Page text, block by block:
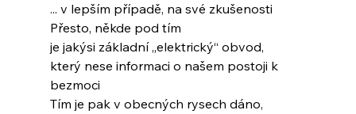
... v lepším případě, na své zkušenosti
Přesto, někde pod tím
je jakýsi základní „elektrický“ obvod,
který nese informaci o našem postoji k
bezmoci
Tím je pak v obecných rysech dáno,